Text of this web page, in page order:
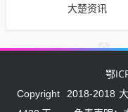
大楚资讯
鄂
Copyright 2018-2018